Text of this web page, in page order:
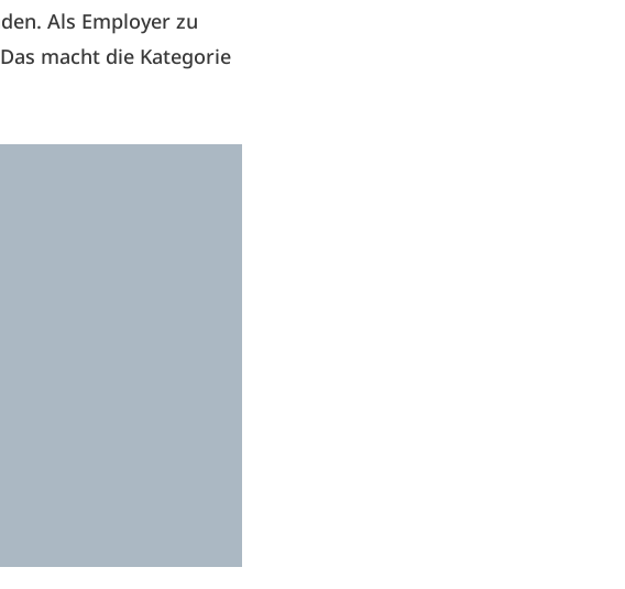
Als Employer zu
macht die Kategorie